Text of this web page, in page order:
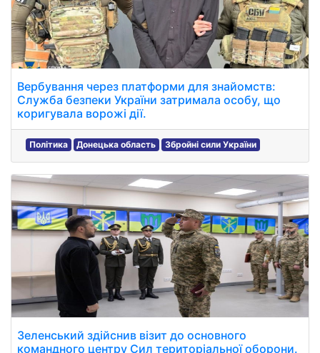
Вербування через платформи для знайомств:
Служба безпеки України затримала особу, що
коригувала ворожі дії.
Політика Донецька область Збройні сили України
Зеленський здійснив візит до основного
командного центру Сил територіальної оборони.